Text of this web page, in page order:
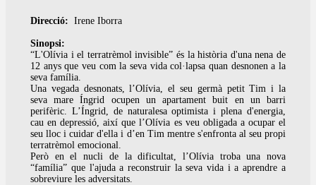
Direcció: Irene Iborra
Sinopsi:
“L'Olívia i el terratrèmol invisible” és la història d'una nena de
12 anys que veu com la seva vida col·lapsa quan desnonen a la
seva família.
Una vegada desnonats, l’Olívia, el seu germà petit Tim i la
seva mare Íngrid ocupen un apartament buit en un barri
perifèric. L’Íngrid, de naturalesa optimista i plena d'energia,
cau en depressió, així que l’Olívia es veu obligada a ocupar el
seu lloc i cuidar d'ella i d’en Tim mentre s'enfronta al seu propi
terratrèmol emocional.
Però en el nucli de la dificultat, l’Olívia troba una nova
“família” que l'ajuda a reconstruir la seva vida i a aprendre a
sobreviure les adversitats.